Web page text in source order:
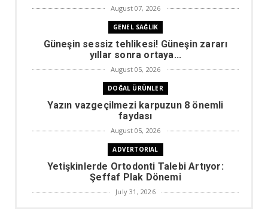
August 07, 2026
GENEL SAĞLIK
Güneşin sessiz tehlikesi! Güneşin zararı
yıllar sonra ortaya...
August 05, 2026
DOĞAL ÜRÜNLER
Yazın vazgeçilmezi karpuzun 8 önemli
faydası
August 05, 2026
ADVERTORIAL
Yetişkinlerde Ortodonti Talebi Artıyor:
Şeffaf Plak Dönemi
July 31, 2026